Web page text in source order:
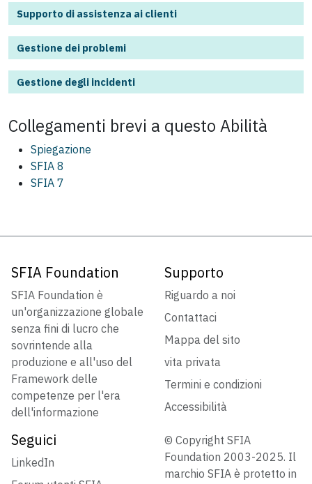
Supporto di assistenza ai clienti
Gestione dei problemi
Gestione degli incidenti
Collegamenti brevi a questo Abilità
Spiegazione
SFIA 8
SFIA 7
SFIA Foundation
SFIA Foundation è
un'organizzazione globale
senza fini di lucro che
sovrintende alla
produzione e all'uso del
Framework delle
competenze per l'era
dell'informazione
Supporto
Riguardo a noi
Contattaci
Mappa del sito
vita privata
Termini e condizioni
Accessibilità
Seguici
LinkedIn
© Copyright SFIA
Foundation 2003-2025. Il
marchio SFIA è protetto in